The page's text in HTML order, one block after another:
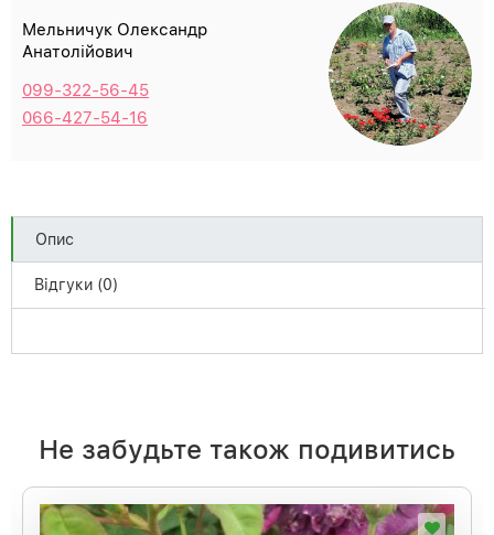
Мельничук Олександр
Анатолійович
099-322-56-45
066-427-54-16
Опис
Відгуки (0)
Не забудьте також подивитись